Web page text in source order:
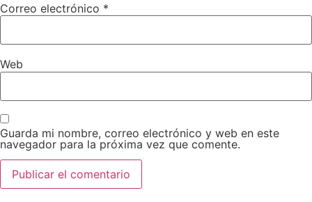
Correo electrónico *
Web
Guarda mi nombre, correo electrónico y web en este
navegador para la próxima vez que comente.